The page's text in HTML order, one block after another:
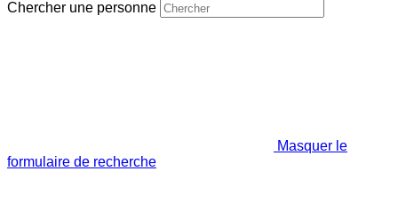
Chercher une personne
Masquer le
formulaire de recherche